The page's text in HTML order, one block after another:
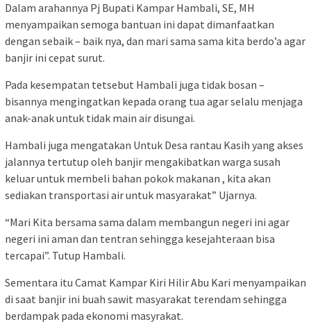
Dalam arahannya Pj Bupati Kampar Hambali, SE, MH
menyampaikan semoga bantuan ini dapat dimanfaatkan
dengan sebaik – baik nya, dan mari sama sama kita berdo’a agar
banjir ini cepat surut.
Pada kesempatan tetsebut Hambali juga tidak bosan –
bisannya mengingatkan kepada orang tua agar selalu menjaga
anak-anak untuk tidak main air disungai.
Hambali juga mengatakan Untuk Desa rantau Kasih yang akses
jalannya tertutup oleh banjir mengakibatkan warga susah
keluar untuk membeli bahan pokok makanan , kita akan
sediakan transportasi air untuk masyarakat” Ujarnya.
“Mari Kita bersama sama dalam membangun negeri ini agar
negeri ini aman dan tentran sehingga kesejahteraan bisa
tercapai”. Tutup Hambali.
Sementara itu Camat Kampar Kiri Hilir Abu Kari menyampaikan
di saat banjir ini buah sawit masyarakat terendam sehingga
berdampak pada ekonomi masyrakat.